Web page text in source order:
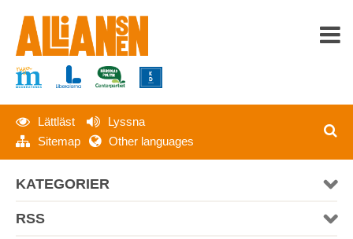
HEMLättläst
Lyssna
Sitemap
Other languages
KATEGORIER
RSS